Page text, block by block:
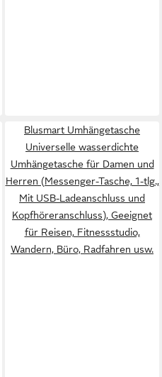
Blusmart Umhängetasche
Universelle wasserdichte
Umhängetasche für Damen und
Herren (Messenger-Tasche, 1-tlg.,
Mit USB-Ladeanschluss und
Kopfhöreranschluss), Geeignet
für Reisen, Fitnessstudio,
Wandern, Büro, Radfahren usw.